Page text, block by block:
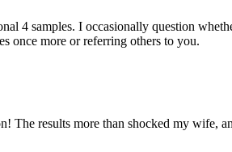
4 samples. I occasionally question
once more or referring others to you.
The results more than shocked my wife,